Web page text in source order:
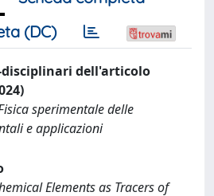
(DC)
dell'articolo
sperimentale delle
e applicazioni
Elements as Tracers of